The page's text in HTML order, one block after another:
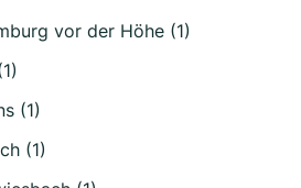
vor der Höhe (1)
(1)
(1)